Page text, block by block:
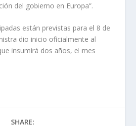
del gobierno en Europa”.
están previstas para el 8 de
dio inicio oficialmente al
insumirá dos años, el mes
SHARE: